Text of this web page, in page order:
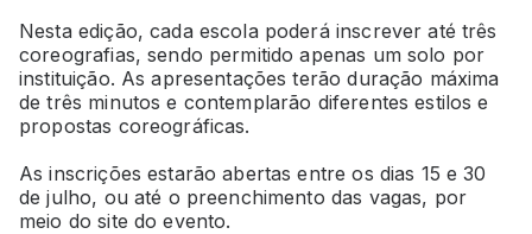
Nesta edição, cada escola poderá inscrever até três
coreografias, sendo permitido apenas um solo por
instituição. As apresentações terão duração máxima
de três minutos e contemplarão diferentes estilos e
propostas coreográficas.
As inscrições estarão abertas entre os dias 15 e 30
de julho, ou até o preenchimento das vagas, por
meio do site do evento.